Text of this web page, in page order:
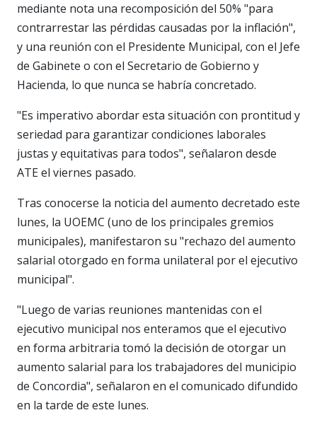
mediante nota una recomposición del 50% "para
contrarrestar las pérdidas causadas por la inflación",
y una reunión con el Presidente Municipal, con el Jefe
de Gabinete o con el Secretario de Gobierno y
Hacienda, lo que nunca se habría concretado.
"Es imperativo abordar esta situación con prontitud y
seriedad para garantizar condiciones laborales
justas y equitativas para todos", señalaron desde
ATE el viernes pasado.
Tras conocerse la noticia del aumento decretado este
lunes, la UOEMC (uno de los principales gremios
municipales), manifestaron su "rechazo del aumento
salarial otorgado en forma unilateral por el ejecutivo
municipal".
"Luego de varias reuniones mantenidas con el
ejecutivo municipal nos enteramos que el ejecutivo
en forma arbitraria tomó la decisión de otorgar un
aumento salarial para los trabajadores del municipio
de Concordia", señalaron en el comunicado difundido
en la tarde de este lunes.